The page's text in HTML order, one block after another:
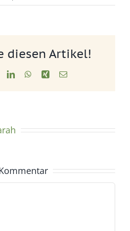
diesen Artikel!
LinkedInWhatsApp
Xing E-